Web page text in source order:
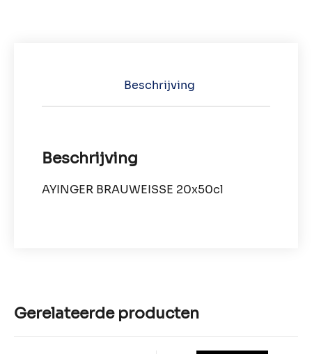
Beschrijving
Beschrijving
AYINGER BRAUWEISSE 20x50cl
Gerelateerde producten